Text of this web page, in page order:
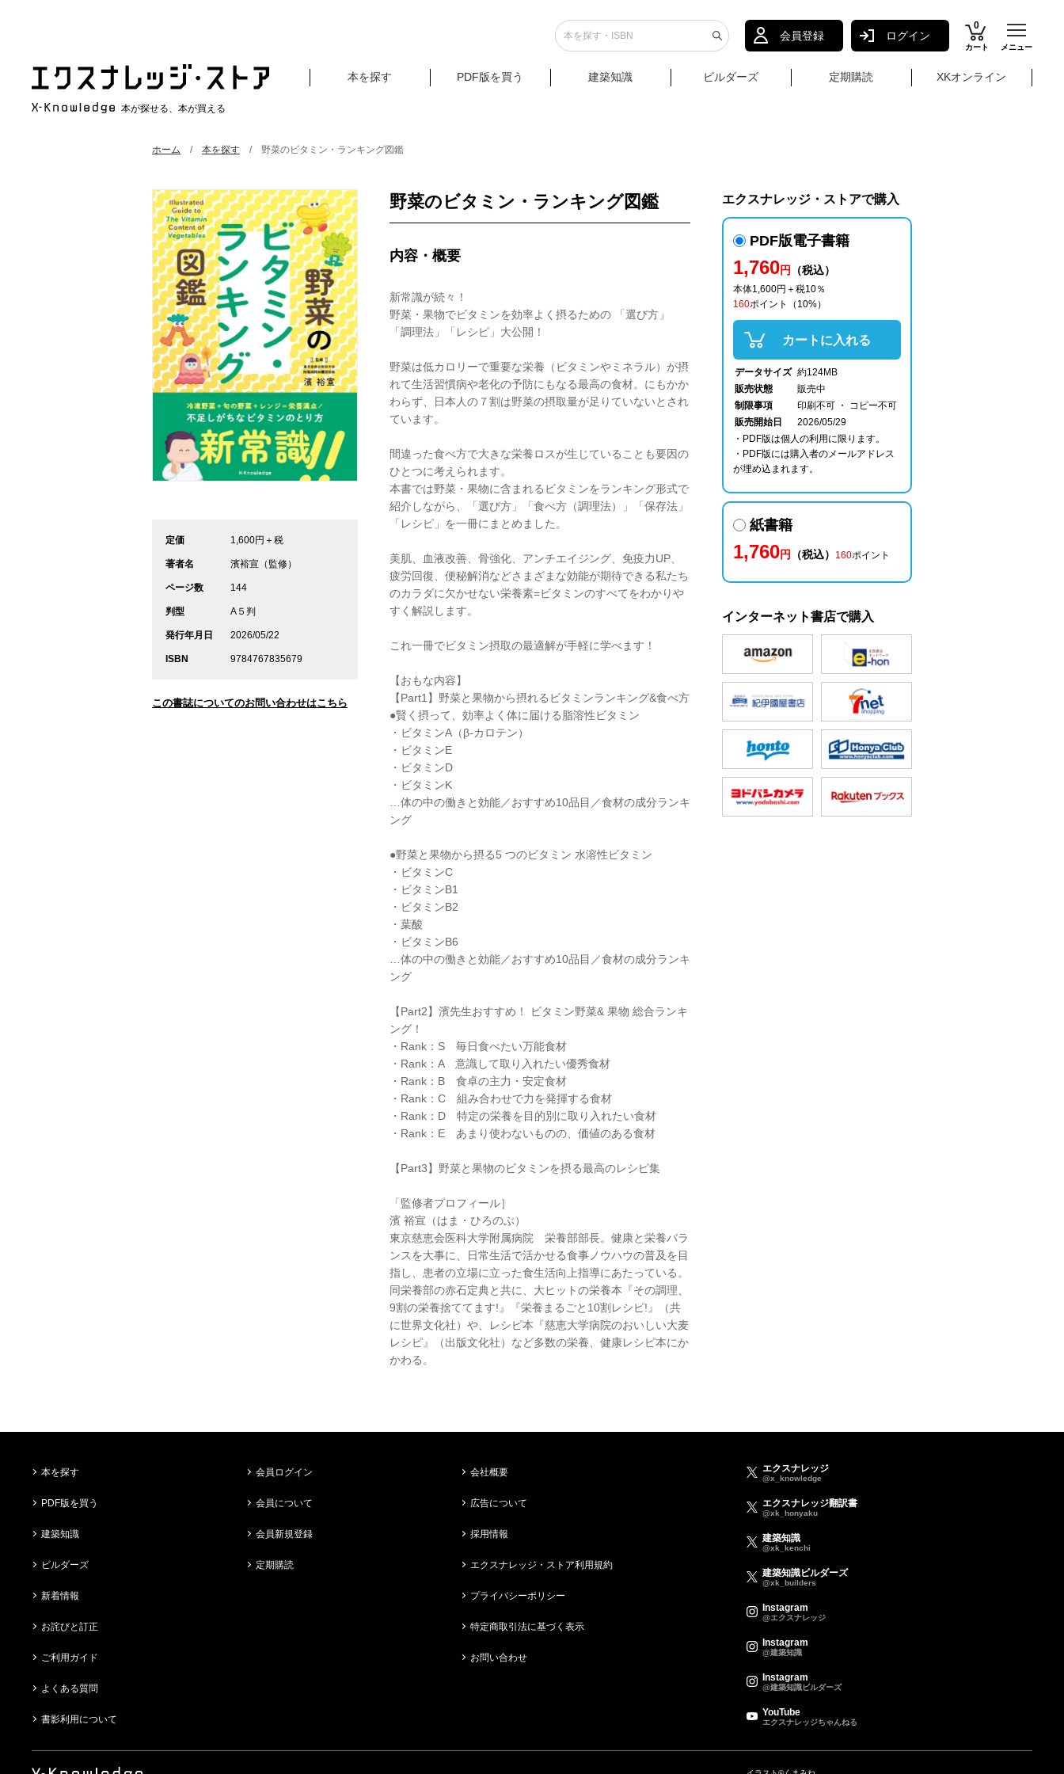
会員登録 ログイン
0
カート メニュー
本が探せる、本が買える
本を探す PDF版を買う 建築知識 ビルダーズ 定期購読 XKオンライン
ホーム 本を探す 野菜のビタミン・ランキング図鑑
定価 1,600円＋税
著者名 濱裕宣（監修）
ページ数 144
判型 A５判
発行年月日 2026/05/22
ISBN 9784767835679
この書誌についてのお問い合わせはこちら
野菜のビタミン・ランキング図鑑
内容・概要
新常識が続々！
野菜・果物でビタミンを効率よく摂るための 「選び方」
「調理法」「レシピ」大公開！
野菜は低カロリーで重要な栄養（ビタミンやミネラル）が摂
れて生活習慣病や老化の予防にもなる最高の食材。にもかか
わらず、日本人の７割は野菜の摂取量が足りていないとされ
ています。
間違った食べ方で大きな栄養ロスが生じていることも要因の
ひとつに考えられます。
本書では野菜・果物に含まれるビタミンをランキング形式で
紹介しながら、「選び方」「食べ方（調理法）」「保存法」
「レシピ」を一冊にまとめました。
美肌、血液改善、骨強化、アンチエイジング、免疫力UP、
疲労回復、便秘解消などさまざまな効能が期待できる私たち
のカラダに欠かせない栄養素=ビタミンのすべてをわかりや
すく解説します。
これ一冊でビタミン摂取の最適解が手軽に学べます！
【おもな内容】
【Part1】野菜と果物から摂れるビタミンランキング&食べ方
●賢く摂って、効率よく体に届ける脂溶性ビタミン
・ビタミンA（β-カロテン）
・ビタミンE
・ビタミンD
・ビタミンK
…体の中の働きと効能／おすすめ10品目／食材の成分ランキ
ング
●野菜と果物から摂る5 つのビタミン 水溶性ビタミン
・ビタミンC
・ビタミンB1
・ビタミンB2
・葉酸
・ビタミンB6
…体の中の働きと効能／おすすめ10品目／食材の成分ランキ
ング
【Part2】濱先生おすすめ！ ビタミン野菜& 果物 総合ランキ
ング！
・Rank：S 毎日食べたい万能食材
・Rank：A 意識して取り入れたい優秀食材
・Rank：B 食卓の主力・安定食材
・Rank：C 組み合わせで力を発揮する食材
・Rank：D 特定の栄養を目的別に取り入れたい食材
・Rank：E あまり使わないものの、価値のある食材
【Part3】野菜と果物のビタミンを摂る最高のレシピ集
「監修者プロフィール］
濱 裕宣（はま・ひろのぶ）
東京慈恵会医科大学附属病院 栄養部部長。健康と栄養バラ
ンスを大事に、日常生活で活かせる食事ノウハウの普及を目
指し、患者の立場に立った食生活向上指導にあたっている。
同栄養部の赤石定典と共に、大ヒットの栄養本『その調理、
9割の栄養捨ててます!』『栄養まるごと10割レシピ!』（共
に世界文化社）や、レシピ本『慈恵大学病院のおいしい大麦
レシピ』（出版文化社）など多数の栄養、健康レシピ本にか
かわる。
エクスナレッジ・ストアで購入
PDF版電子書籍
1,760円 （税込）
本体1,600円＋税10％
160ポイント （10%）
カートに入れる
データサイズ 約124MB
販売状態
販売中
制限事項
印刷不可 ・ コピー不可
販売開始日
2026/05/29
・PDF版は個人の利用に限ります。
・PDF版には購入者のメールアドレス
が埋め込まれます。
紙書籍
1,760円 （税込） 160ポイント
インターネット書店で購入
本を探す
PDF版を買う
建築知識
ビルダーズ
新着情報
お詫びと訂正
ご利用ガイド
よくある質問
書影利用について
会員ログイン
会員について
会員新規登録
定期購読
会社概要
広告について
採用情報
エクスナレッジ・ストア利用規約
プライバシーポリシー
特定商取引法に基づく表示
お問い合わせ
エクスナレッジ
@x_knowledge
エクスナレッジ翻訳書
@xk_honyaku
建築知識
@xk_kenchi
建築知識ビルダーズ
@xk_builders
Instagram
@エクスナレッジ
Instagram
@建築知識
Instagram
@建築知識ビルダーズ
YouTube
エクスナレッジちゃんねる